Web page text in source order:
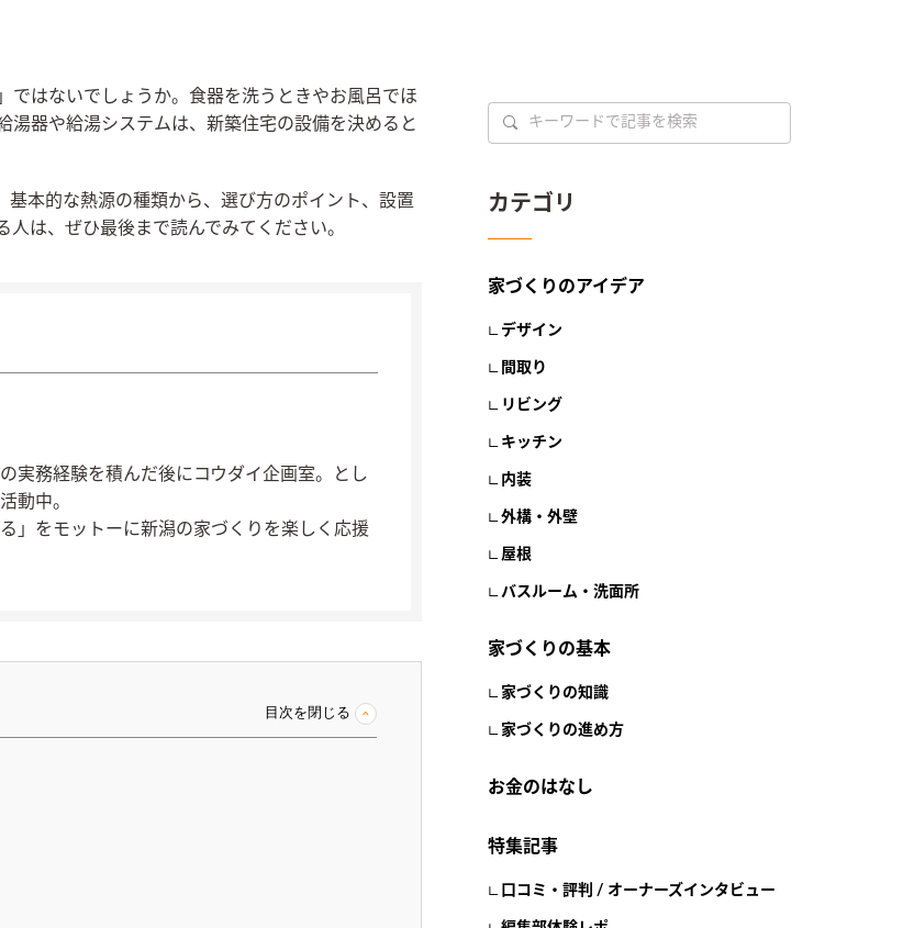
ではないでしょうか。食器を洗うときやお風呂でほ
器や給湯システムは、新築住宅の設備を決めると
本的な熱源の種類から、選び方のポイント、設置
は、ぜひ最後まで読んでみてください。
実務経験を積んだ後にコウダイ企画室。とし
動中。
」をモットーに新潟の家づくりを楽しく応援
目次を閉じる
カテゴリ
家づくりのアイデア
デザイン
間取り
リビング
キッチン
内装
外構・外壁
屋根
バスルーム・洗面所
家づくりの基本
家づくりの知識
家づくりの進め方
お金のはなし
特集記事
口コミ・評判 / オーナーズインタビュー